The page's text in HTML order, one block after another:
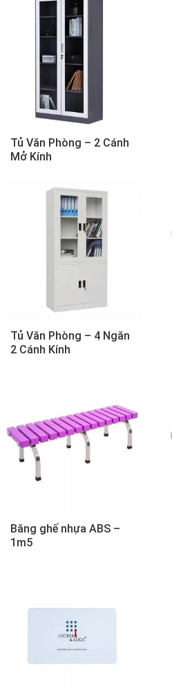
Tủ Văn Phòng – 2 Cánh
Mở Kính
Tủ Văn Phòng – 4 Ngăn
2 Cánh Kính
Băng ghế nhựa ABS –
1m5